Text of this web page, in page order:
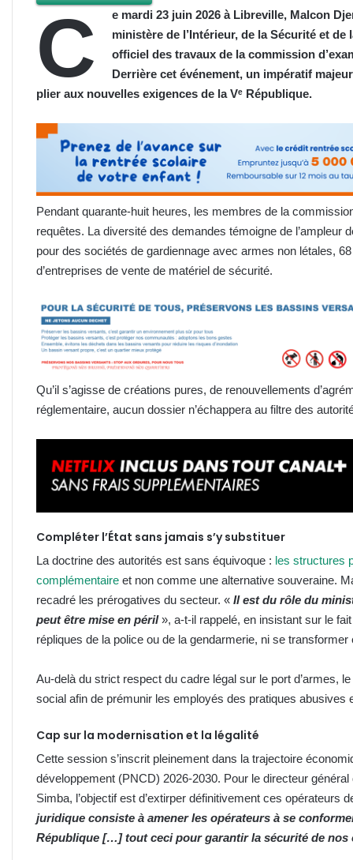
C
e mardi 23 juin 2026 à Libreville, Malcon
ministère de l’Intérieur, de la Sécurité et
officiel des travaux de la commission
Derrière cet événement, un impératif
plier aux nouvelles exigences de la Vᵉ République.
Pendant quarante-huit heures, les membres de la
requêtes. La diversité des demandes témoigne de l’ampleur
pour des sociétés de gardiennage avec armes non létales,
d’entreprises de vente de matériel de sécurité.
Qu’il s’agisse de créations pures, de renouvellements
réglementaire, aucun dossier n’échappera au filtre des
Compléter l’État sans jamais s’y substituer
La doctrine des autorités est sans équivoque : les structures
complémentaire et non comme une alternative souveraine.
recadré les prérogatives du secteur. « Il est du rôle du
peut être mise en péril», a-t-il rappelé, en insistant sur le
répliques de la police ou de la gendarmerie, ni se
Au-delà du strict respect du cadre légal sur le port d’armes,
social afin de prémunir les employés des pratiques abusives
Cap sur la modernisation et la légalité
Cette session s’inscrit pleinement dans la trajectoire
développement (PNCD) 2026-2030. Pour le directeur
Simba, l’objectif est d’extirper définitivement ces opérateurs
juridique consiste à amener les opérateurs à se
République […] tout ceci pour garantir la sécurité de